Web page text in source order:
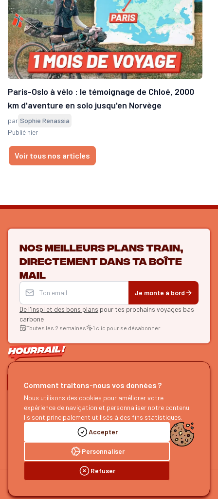
Paris-Oslo à vélo : le témoignage de Chloé, 2000
km d'aventure en solo jusqu'en Norvège
par Sophie Renassia
Publié hier
Voir tous nos articles
Nos meilleurs plans train,
directement dans ta boîte
mail
Je monte à bord
De l'inspi et des bons plans pour tes prochains voyages bas
carbone
Toutes les 2 semaines 1 clic pour se désabonner
ON SE SUIT ?
HOURRAIL !
À propos
Devenir partenaire
Nous faire un retour
EXPLORER
Recherche d'itinéraires
Nos guides
Notre blog
Notre podcast
Mentions légales
Accepter
Personnaliser
Refuser
Comment traitons-nous vos données ?
Nous utilisons des cookies pour améliorer votre
expérience de navigation et personnaliser notre contenu.
Ils sont principalement utilisés à des fins statistiques.